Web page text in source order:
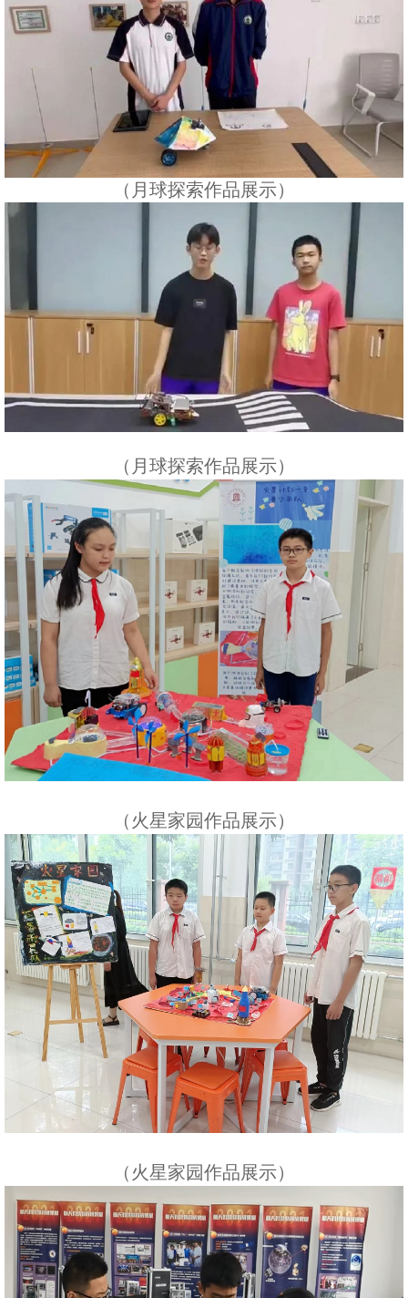
（月球探索作品展示）
（月球探索作品展示）
（火星家园作品展示）
（火星家园作品展示）